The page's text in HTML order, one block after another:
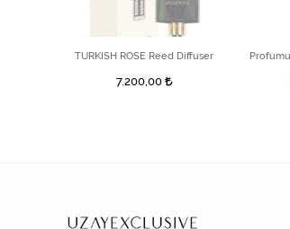
TURKISH ROSE Reed Diffuser
7.200,00